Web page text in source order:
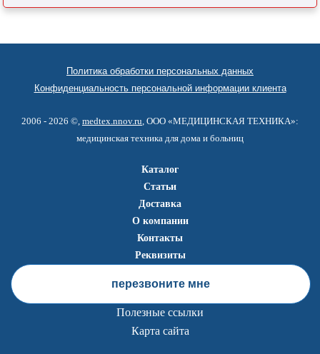
Политика обработки персональных данных
Конфиденциальность персональной информации клиента
2006 - 2026 ©, medtex.nnov.ru , ООО «МЕДИЦИНСКАЯ ТЕХНИКА»:
медицинская техника для дома и больниц
Каталог
Статьи
Доставка
О компании
Контакты
Реквизиты
перезвоните мне
Полезные ссылки
Карта сайта